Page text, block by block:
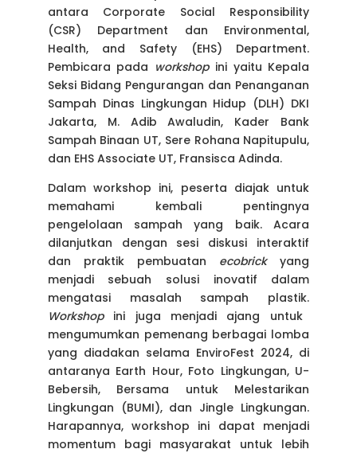
antara Corporate Social Responsibility
(CSR) Department dan Environmental,
Health, and Safety (EHS) Department.
Pembicara pada workshop ini yaitu Kepala
Seksi Bidang Pengurangan dan Penanganan
Sampah Dinas Lingkungan Hidup (DLH) DKI
Jakarta, M. Adib Awaludin, Kader Bank
Sampah Binaan UT, Sere Rohana Napitupulu,
dan EHS Associate UT, Fransisca Adinda.
Dalam workshop ini, peserta diajak untuk
memahami kembali pentingnya
pengelolaan sampah yang baik. Acara
dilanjutkan dengan sesi diskusi interaktif
dan praktik pembuatan ecobrickyang
menjadi sebuah solusi inovatif dalam
mengatasi masalah sampah plastik.
Workshopini juga menjadi ajang untuk
mengumumkan pemenang berbagai lomba
yang diadakan selama EnviroFest 2024, di
antaranya Earth Hour, Foto Lingkungan, U-
Bebersih, Bersama untuk Melestarikan
Lingkungan (BUMI), dan Jingle Lingkungan.
Harapannya, workshop ini dapat menjadi
momentum bagi masyarakat untuk lebih